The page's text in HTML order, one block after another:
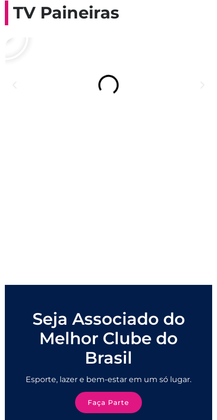
TV Paineiras
Seja Associado do
Melhor Clube do
Brasil
Esporte, lazer e bem-estar em um só lugar.
Faça Parte